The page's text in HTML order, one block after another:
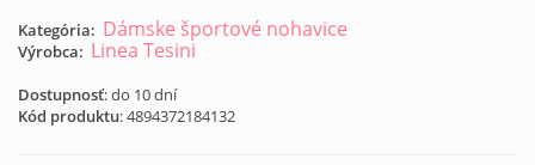
Kategória: Dámske športové nohavice
Výrobca: Linea Tesini
Dostupnosť: do 10 dní
Kód produktu:4894372184132